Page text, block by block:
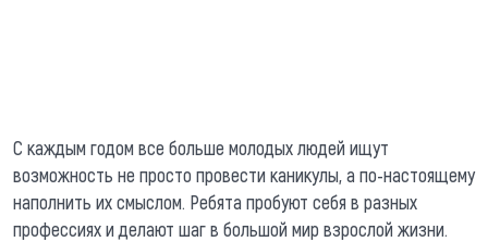
С каждым годом все больше молодых людей ищут
возможность не просто провести каникулы, а по-настоящему
наполнить их смыслом. Ребята пробуют себя в разных
профессиях и делают шаг в большой мир взрослой жизни.